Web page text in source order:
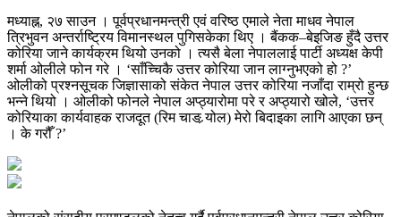
मध्याह्न, २७ साउन । पूर्वप्रधानमन्त्री एवं वरिष्ठ एमाले नेता माधव नेपाल
त्रिभुवन अन्तर्राष्ट्रिय विमानस्थल पुगिसकेका थिए । बैंकक–बेइजिङ हुँदै उत्तर
कोरिया जाने कार्यक्रम थियो उनको । त्यसै बेला नेपाललाई पार्टी अध्यक्ष केपी
शर्मा ओलीले फोन गरे । ‘साँच्चिकै उत्तर कोरिया जान लाग्नुभएको हो ?’
ओलीको प्रश्नसूचक जिज्ञासाको संकेत नेपाल उत्तर कोरिया नजाँदा राम्रो हुन्छ
भन्ने थियो । ओलीको फोनले नेपाल अप्ठ्यारोमा परे र अप्ठ्यारो खोले, ‘उत्तर
कोरियाका कार्यवाहक राजदूत (रिम चाङ र्‍योल) मेरो बिदाइका लागि आएका छन्
। के गरौँ ?’